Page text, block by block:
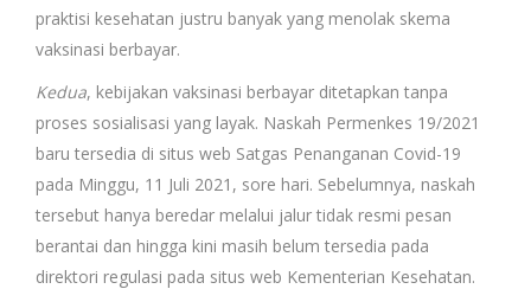
praktisi kesehatan justru banyak yang menolak skema
vaksinasi berbayar.
Kedua, kebijakan vaksinasi berbayar ditetapkan tanpa
proses sosialisasi yang layak. Naskah Permenkes 19/2021
baru tersedia di situs web Satgas Penanganan Covid-19
pada Minggu, 11 Juli 2021, sore hari. Sebelumnya, naskah
tersebut hanya beredar melalui jalur tidak resmi pesan
berantai dan hingga kini masih belum tersedia pada
direktori regulasi pada situs web Kementerian Kesehatan.